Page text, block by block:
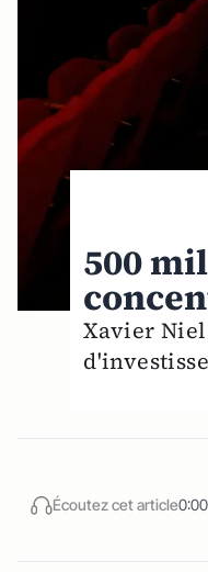
500
Xavier
Écoutez cet article